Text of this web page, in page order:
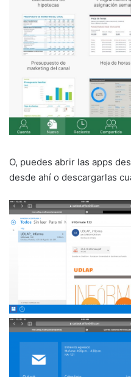
O, puedes abrir las apps
desde ahí o descargarlas